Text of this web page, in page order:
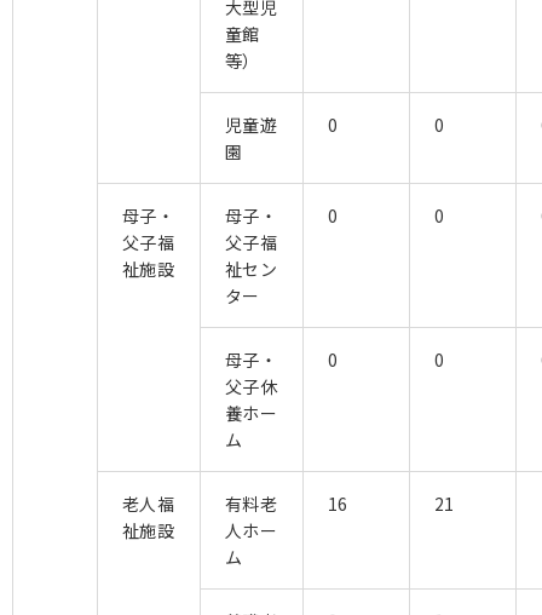
大型児
童館
等）
児童遊
園
0 0
母子・
父子福
祉施設
母子・
父子福
祉セン
ター
0 0
母子・
父子休
養ホー
ム
0 0
老人福
祉施設
有料老
人ホー
ム
16 21